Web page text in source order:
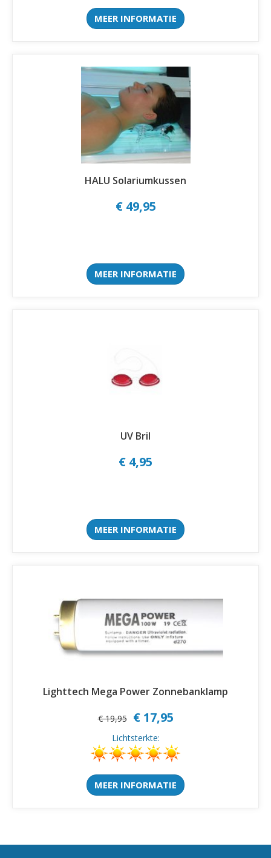
MEER INFORMATIE
HALU Solariumkussen
€ 49,95
MEER INFORMATIE
UV Bril
€ 4,95
MEER INFORMATIE
Lighttech Mega Power Zonnebanklamp
€ 19,95 € 17,95
Lichtsterkte:
MEER INFORMATIE